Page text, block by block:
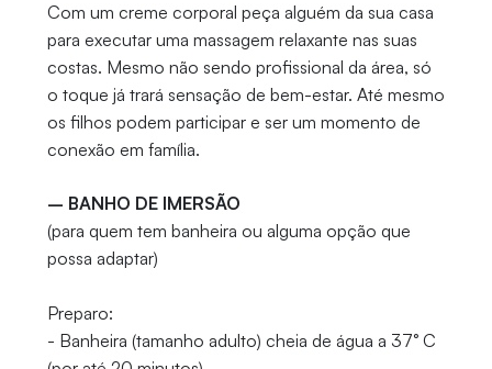
​Com um creme corporal peça alguém da sua casa
para executar uma massagem relaxante nas suas
costas. Mesmo não sendo profissional da área, só
o toque já trará sensação de bem-estar. Até mesmo
os filhos podem participar e ser um momento de
conexão em família.
– BANHO DE IMERSÃO
(para quem tem banheira ou alguma opção que
possa adaptar)
Preparo:
- Banheira (tamanho adulto) cheia de água a 37° C